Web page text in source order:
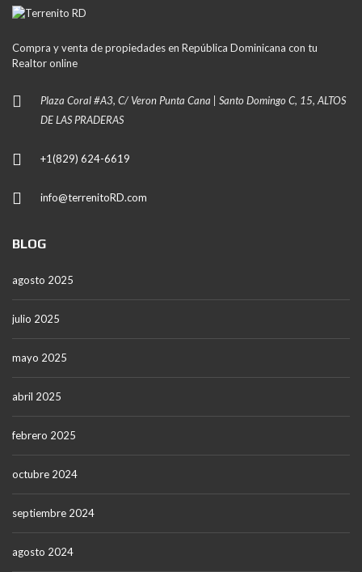
Compra y venta de propiedades en República Dominicana con tu
Realtor online
Plaza Coral #A3, C/ Veron Punta Cana | Santo Domingo C, 15, ALTOS
DE LAS PRADERAS
+1(829) 624-6619
info@terrenitoRD.com
BLOG
agosto 2025
julio 2025
mayo 2025
abril 2025
febrero 2025
octubre 2024
septiembre 2024
agosto 2024